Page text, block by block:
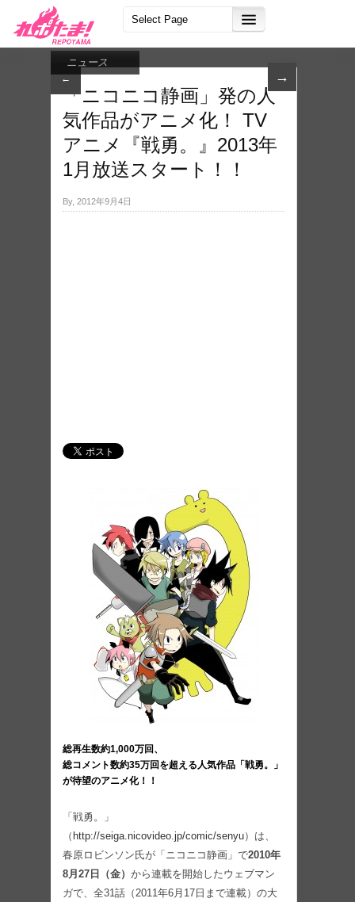
← →
ニュース
「ニコニコ静画」発の人
気作品がアニメ化！ TV
アニメ『戦勇。』2013年
1月放送スタート！！
By, 2012年9月4日
総再生数約1,000万回、
総コメント数約35万回を超える人気作品「戦勇。」
が待望のアニメ化！！
「戦勇。」
（ http://seiga.nicovideo.jp/comic/senyu）は、
春原ロビンソン氏が「ニコニコ静画」で2010年
8月27日（金） から連載を開始したウェブマン
ガで、全31話（2011年6月17日まで連載）の大